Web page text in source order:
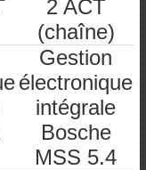
2 ACT
(chaîne)
Gestion
électronique
intégrale
Bosche
MSS 5.4